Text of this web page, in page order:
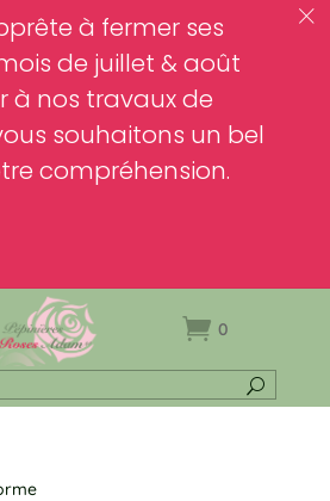
à fermer ses
de juillet & août
à nos travaux de
souhaitons un bel
compréhension.
c
0